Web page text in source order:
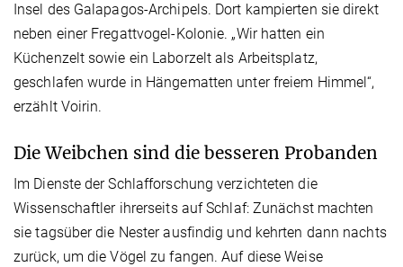
Insel des Galapagos-Archipels. Dort kampierten sie direkt
neben einer Fregattvogel-Kolonie. „Wir hatten ein
Küchenzelt sowie ein Laborzelt als Arbeitsplatz,
geschlafen wurde in Hängematten unter freiem Himmel“,
erzählt Voirin.
Die Weibchen sind die besseren Probanden
Im Dienste der Schlafforschung verzichteten die
Wissenschaftler ihrerseits auf Schlaf: Zunächst machten
sie tagsüber die Nester ausfindig und kehrten dann nachts
zurück, um die Vögel zu fangen. Auf diese Weise